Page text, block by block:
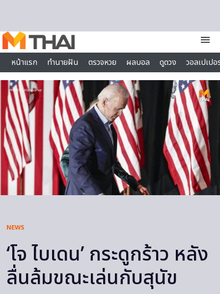
menu
หน้าแรก
ทำนายฝัน ตรวจหวย ผลบอล ดูดวง
วอลเปเป
ไลฟ์สไตล์
NEWS
‘โจ ไบเดน’ กระดูกร้าว หลัง
ลื่นล้มขณะเล่นกับสุนัข